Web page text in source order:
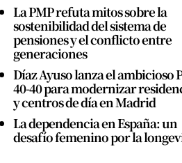
La PMP refuta mitos sobre la
sostenibilidad del sistema de
pensiones y el conflicto entre
generaciones
Díaz Ayuso lanza el ambicioso
40-40 para modernizar
y centros de día en Madrid
La dependencia en España: un
desafío femenino por la